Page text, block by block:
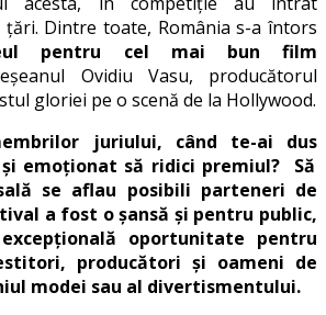
Dintre toate, România s-a întors
pentru cel mai bun film
Ovidiu Vasu, producătorul
gloriei pe o scenă de la Hollywood.
juriului, când te-ai dus
emoționat să ridici premiul? Să
se aflau posibili parteneri de
a fost o șansă și pentru public,
oportunitate pentru
producători și oameni de
modei sau al divertismentului.